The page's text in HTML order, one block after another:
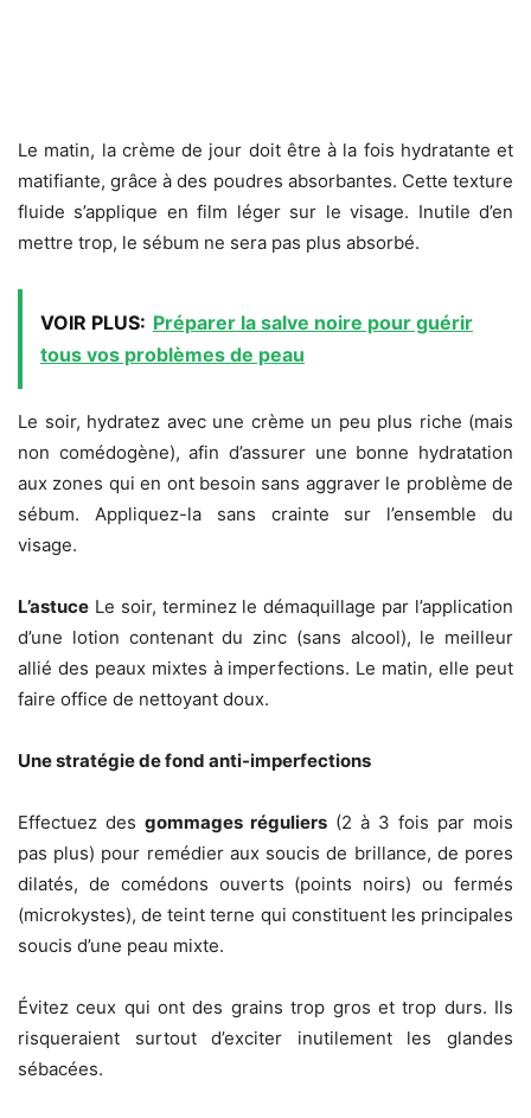
Le matin, la crème de jour doit être à la fois hydratante et
matifiante, grâce à des poudres absorbantes. Cette texture
fluide s’applique en film léger sur le visage. Inutile d’en
mettre trop, le sébum ne sera pas plus absorbé.
VOIR PLUS: Préparer la salve noire pour guérir
tous vos problèmes de peau
Le soir, hydratez avec une crème un peu plus riche (mais
non comédogène), afin d’assurer une bonne hydratation
aux zones qui en ont besoin sans aggraver le problème de
sébum. Appliquez-la sans crainte sur l’ensemble du
visage.
L’astuce Le soir, terminez le démaquillage par l’application
d’une lotion contenant du zinc (sans alcool), le meilleur
allié des peaux mixtes à imperfections. Le matin, elle peut
faire office de nettoyant doux.
Une stratégie de fond anti-imperfections
Effectuez des gommages réguliers (2 à 3 fois par mois
pas plus) pour remédier aux soucis de brillance, de pores
dilatés, de comédons ouverts (points noirs) ou fermés
(microkystes), de teint terne qui constituent les principales
soucis d’une peau mixte.
Évitez ceux qui ont des grains trop gros et trop durs. Ils
risqueraient surtout d’exciter inutilement les glandes
sébacées.